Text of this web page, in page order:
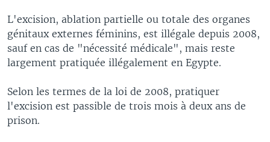
L'excision, ablation partielle ou totale des organes
génitaux externes féminins, est illégale depuis 2008,
sauf en cas de "nécessité médicale", mais reste
largement pratiquée illégalement en Egypte.
Selon les termes de la loi de 2008, pratiquer
l'excision est passible de trois mois à deux ans de
prison.